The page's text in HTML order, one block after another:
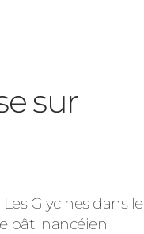
sur
Glycines dans le
bâti nancéien